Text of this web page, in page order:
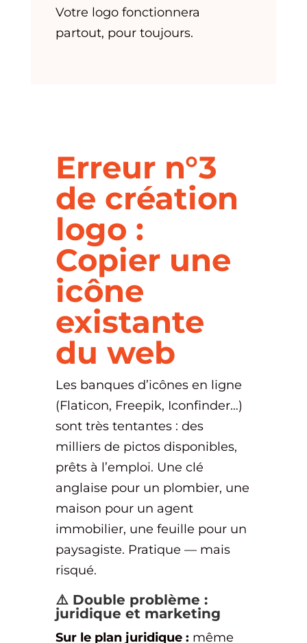
Votre logo fonctionnera
partout, pour toujours.
Erreur n°3
de création
logo :
Copier une
icône
existante
du web
Les banques d’icônes en ligne
(Flaticon, Freepik, Iconfinder…)
sont très tentantes : des
milliers de pictos disponibles,
prêts à l’emploi. Une clé
anglaise pour un plombier, une
maison pour un agent
immobilier, une feuille pour un
paysagiste. Pratique — mais
risqué.
⚠️ Double problème :
juridique et marketing
Sur le plan juridique : même